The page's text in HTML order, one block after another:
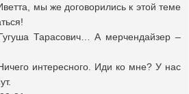
мы же договорились к этой теме
Тарасович… А мерчендайзер –
интересного. Иди ко мне? У нас